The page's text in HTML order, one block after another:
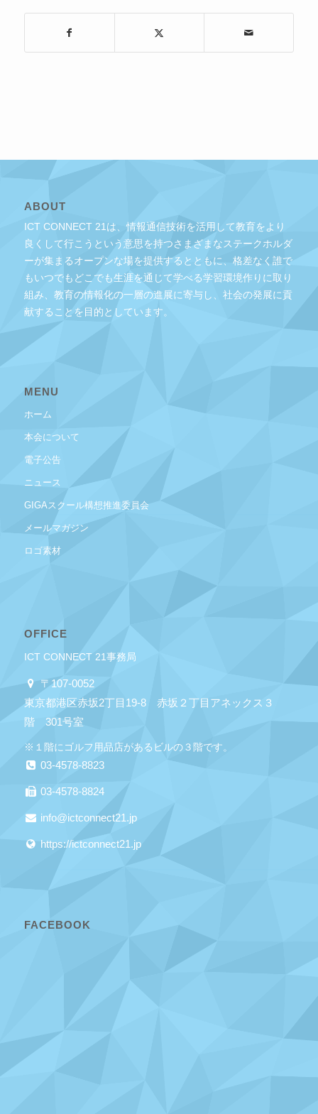
ABOUT
ICT CONNECT 21は、情報通信技術を活用して教育をより
良くして行こうという意思を持つさまざまなステークホルダ
ーが集まるオープンな場を提供するとともに、格差なく誰で
もいつでもどこでも生涯を通じて学べる学習環境作りに取り
組み、教育の情報化の一層の進展に寄与し、社会の発展に貢
献することを目的としています。
MENU
ホーム
本会について
電子公告
ニュース
GIGAスクール構想推進委員会
メールマガジン
ロゴ素材
OFFICE
ICT CONNECT 21事務局
〒107-0052
東京都港区赤坂2丁目19-8 赤坂２丁目アネックス３
階 301号室
※１階にゴルフ用品店があるビルの３階です。
03-4578-8823
03-4578-8824
info@ictconnect21.jp
https://ictconnect21.jp
FACEBOOK